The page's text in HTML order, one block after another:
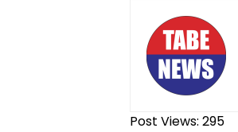
Post Views: 295